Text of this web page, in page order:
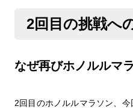
2回目の挑戦へ
なぜ再びホノルルマ
2回目のホノルルマラソン、